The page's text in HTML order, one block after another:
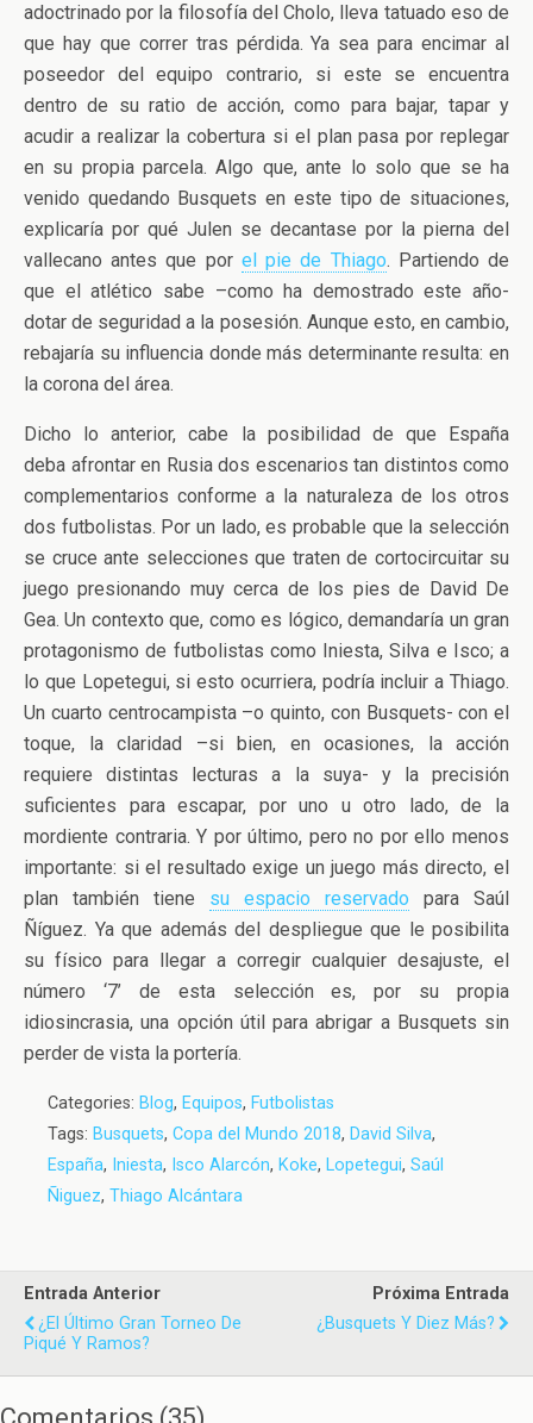
adoctrinado por la filosofía del Cholo, lleva tatuado eso de
que hay que correr tras pérdida. Ya sea para encimar al
poseedor del equipo contrario, si este se encuentra
dentro de su ratio de acción, como para bajar, tapar y
acudir a realizar la cobertura si el plan pasa por replegar
en su propia parcela. Algo que, ante lo solo que se ha
venido quedando Busquets en este tipo de situaciones,
explicaría por qué Julen se decantase por la pierna del
vallecano antes que por el pie de Thiago. Partiendo de
que el atlético sabe –como ha demostrado este año-
dotar de seguridad a la posesión. Aunque esto, en cambio,
rebajaría su influencia donde más determinante resulta: en
la corona del área.
Dicho lo anterior, cabe la posibilidad de que España
deba afrontar en Rusia dos escenarios tan distintos como
complementarios conforme a la naturaleza de los otros
dos futbolistas. Por un lado, es probable que la selección
se cruce ante selecciones que traten de cortocircuitar su
juego presionando muy cerca de los pies de David De
Gea. Un contexto que, como es lógico, demandaría un gran
protagonismo de futbolistas como Iniesta, Silva e Isco; a
lo que Lopetegui, si esto ocurriera, podría incluir a Thiago.
Un cuarto centrocampista –o quinto, con Busquets- con el
toque, la claridad –si bien, en ocasiones, la acción
requiere distintas lecturas a la suya- y la precisión
suficientes para escapar, por uno u otro lado, de la
mordiente contraria. Y por último, pero no por ello menos
importante: si el resultado exige un juego más directo, el
plan también tiene su espacio reservado para Saúl
Ñíguez. Ya que además del despliegue que le posibilita
su físico para llegar a corregir cualquier desajuste, el
número ‘7’ de esta selección es, por su propia
idiosincrasia, una opción útil para abrigar a Busquets sin
perder de vista la portería.
Categories: Blog, Equipos, Futbolistas
Tags: Busquets, Copa del Mundo 2018, David Silva,
España, Iniesta, Isco Alarcón, Koke, Lopetegui, Saúl
Ñiguez, Thiago Alcántara
Entrada Anterior
¿El Último Gran Torneo De
Piqué Y Ramos?
Próxima Entrada
¿Busquets Y Diez Más?